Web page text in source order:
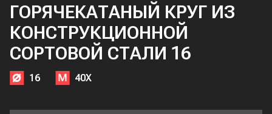
ГОРЯЧЕКАТАНЫЙ КРУГ ИЗ
КОНСТРУКЦИОННОЙ
СОРТОВОЙ СТАЛИ 16
16 40Х